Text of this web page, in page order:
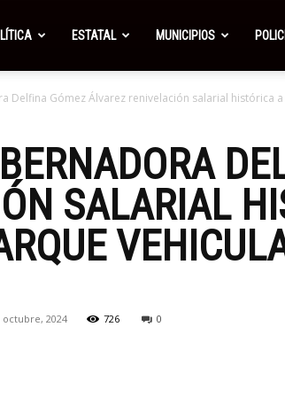
ESTATAL MUNICIPIOS
Delfina Gómez Álvarez renivelación salarial histórica
SALARIAL
octubre, 2024 726 0